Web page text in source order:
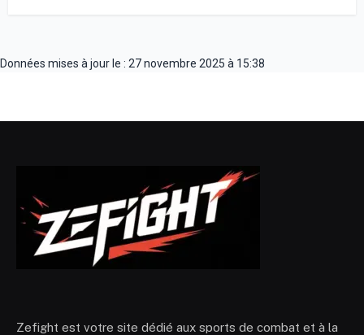
Données mises à jour le : 27 novembre 2025 à 15:38
Zefight est votre site dédié aux sports de combat et à la